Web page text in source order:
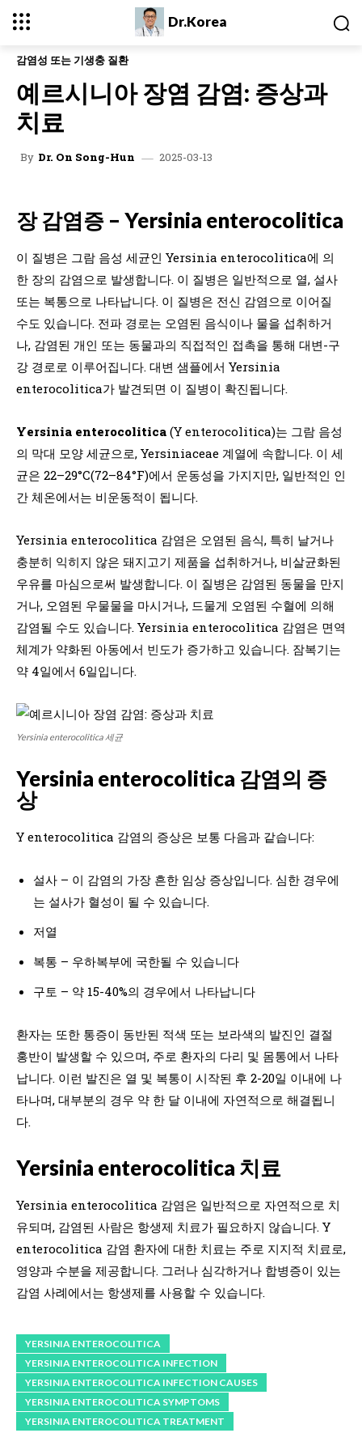
Dr.Korea
감염성 또는 기생충 질환
예르시니아 장염 감염: 증상과
치료
By Dr. On Song-Hun 2025-03-13
장 감염증 – Yersinia enterocolitica
이 질병은 그람 음성 세균인 Yersinia enterocolitica에 의
한 장의 감염으로 발생합니다. 이 질병은 일반적으로 열, 설사
또는 복통으로 나타납니다. 이 질병은 전신 감염으로 이어질
수도 있습니다. 전파 경로는 오염된 음식이나 물을 섭취하거
나, 감염된 개인 또는 동물과의 직접적인 접촉을 통해 대변-구
강 경로로 이루어집니다. 대변 샘플에서 Yersinia
enterocolitica가 발견되면 이 질병이 확진됩니다.
Yersinia enterocolitica (Y enterocolitica)는 그람 음성
의 막대 모양 세균으로, Yersiniaceae 계열에 속합니다. 이 세
균은 22–29°C(72–84°F)에서 운동성을 가지지만, 일반적인 인
간 체온에서는 비운동적이 됩니다.
Yersinia enterocolitica 감염은 오염된 음식, 특히 날거나
충분히 익히지 않은 돼지고기 제품을 섭취하거나, 비살균화된
우유를 마심으로써 발생합니다. 이 질병은 감염된 동물을 만지
거나, 오염된 우물물을 마시거나, 드물게 오염된 수혈에 의해
감염될 수도 있습니다. Yersinia enterocolitica 감염은 면역
체계가 약화된 아동에서 빈도가 증가하고 있습니다. 잠복기는
약 4일에서 6일입니다.
Yersinia enterocolitica 세균
Yersinia enterocolitica 감염의 증
상
Y enterocolitica 감염의 증상은 보통 다음과 같습니다:
설사 – 이 감염의 가장 흔한 임상 증상입니다. 심한 경우에
는 설사가 혈성이 될 수 있습니다.
저열
복통 – 우하복부에 국한될 수 있습니다
구토 – 약 15-40%의 경우에서 나타납니다
환자는 또한 통증이 동반된 적색 또는 보라색의 발진인 결절
홍반이 발생할 수 있으며, 주로 환자의 다리 및 몸통에서 나타
납니다. 이런 발진은 열 및 복통이 시작된 후 2-20일 이내에 나
타나며, 대부분의 경우 약 한 달 이내에 자연적으로 해결됩니
다.
Yersinia enterocolitica 치료
Yersinia enterocolitica 감염은 일반적으로 자연적으로 치
유되며, 감염된 사람은 항생제 치료가 필요하지 않습니다. Y
enterocolitica 감염 환자에 대한 치료는 주로 지지적 치료로,
영양과 수분을 제공합니다. 그러나 심각하거나 합병증이 있는
감염 사례에서는 항생제를 사용할 수 있습니다.
YERSINIA ENTEROCOLITICA
YERSINIA ENTEROCOLITICA INFECTION
YERSINIA ENTEROCOLITICA INFECTION CAUSES
YERSINIA ENTEROCOLITICA SYMPTOMS
YERSINIA ENTEROCOLITICA TREATMENT